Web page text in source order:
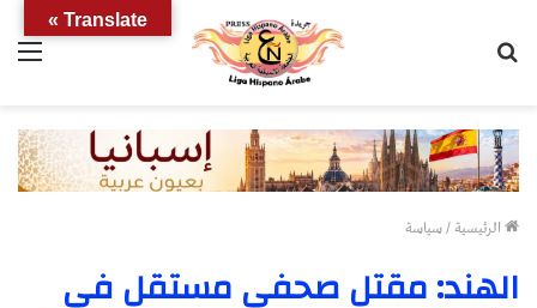
الرئيسية/سياسة
الهند: مقتل صحفي مستقل في
Translate »